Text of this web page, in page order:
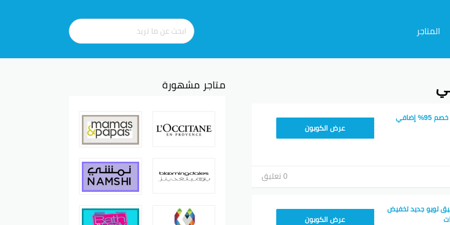
المتاجر
كود خصم تويو 2026 خصم 95% إضافي
SATY78عرض الكوبون
0 تعليق
تويو جديد تخفيض
عرض الكوبون
متاجر مشهورة